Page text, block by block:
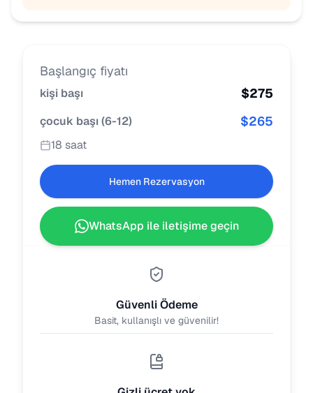
Başlangıç fiyatı
kişi başı $275
çocuk başı(6-12) $265
18 saat
Hemen Rezervasyon
WhatsApp ile iletişime geçin
Güvenli Ödeme
Basit, kullanışlı ve güvenilir!